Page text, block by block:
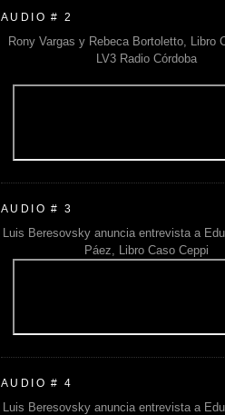
AUDIO # 2
Rony Vargas y Rebeca Bortoletto, Libro
LV3 Radio Córdoba
AUDIO # 3
Luis Beresovsky anuncia entrevista a
Páez, Libro Caso Ceppi
AUDIO # 4
Luis Beresovsky anuncia entrevista a